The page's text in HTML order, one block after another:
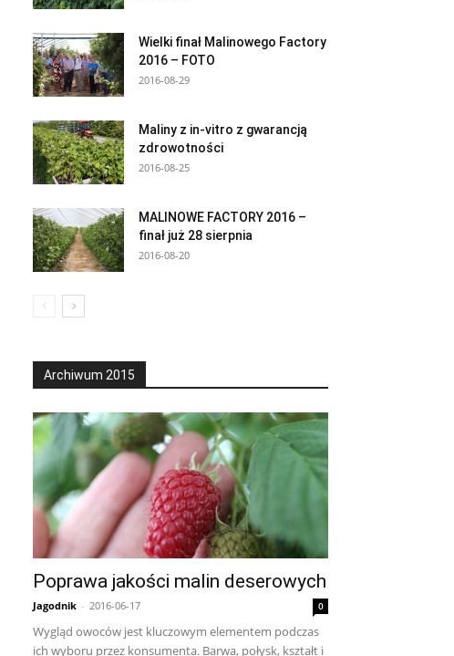
Wielki finał Malinowego Factory
2016 – FOTO
2016-08-29
Maliny z in-vitro z gwarancją
zdrowotności
2016-08-25
MALINOWE FACTORY 2016 –
finał już 28 sierpnia
2016-08-20
Archiwum 2015
Poprawa jakości malin deserowych
Jagodnik - 2016-06-17 0
Wygląd owoców jest kluczowym elementem podczas
ich wyboru przez konsumenta. Barwa, połysk, kształt i